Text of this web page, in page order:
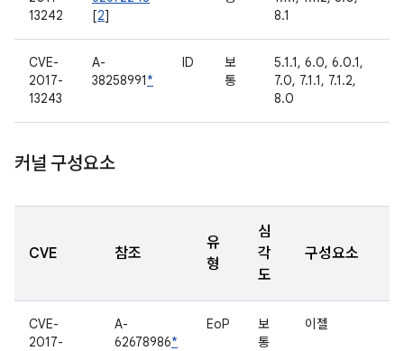
13242
[2]
8.1
CVE-
2017-
13243
A-
38258991*
ID
보
통
5.1.1, 6.0, 6.0.1,
7.0, 7.1.1, 7.1.2,
8.0
커널 구성요소
CVE 참조
유
형
심
각
도
구성요소
CVE-
2017-
A-
62678986*
EoP
보
통
이젤